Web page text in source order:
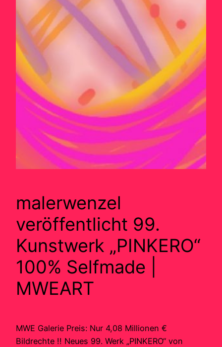
malerwenzel
veröffentlicht 99.
Kunstwerk „PINKERO“
100% Selfmade |
MWEART
MWE Galerie Preis: Nur 4,08 Millionen €
Bildrechte !! Neues 99. Werk „PINKERO“ von